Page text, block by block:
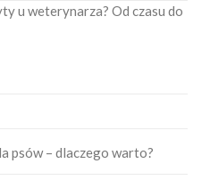
u weterynarza? Od czasu do
psów – dlaczego warto?